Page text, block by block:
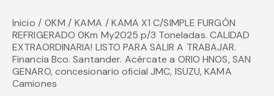
Inicio 0KM KAMA
KAMA X1 C/SIMPLE FURGÓN
REFRIGERADO 0Km My2025 p/3 Toneladas. CALIDAD
EXTRAORDINARIA! LISTO PARA SALIR A TRABAJAR.
Financia Bco. Santander. Acércate a ORIO HNOS, SAN
GENARO, concesionario oficial JMC, ISUZU, KAMA
Camiones